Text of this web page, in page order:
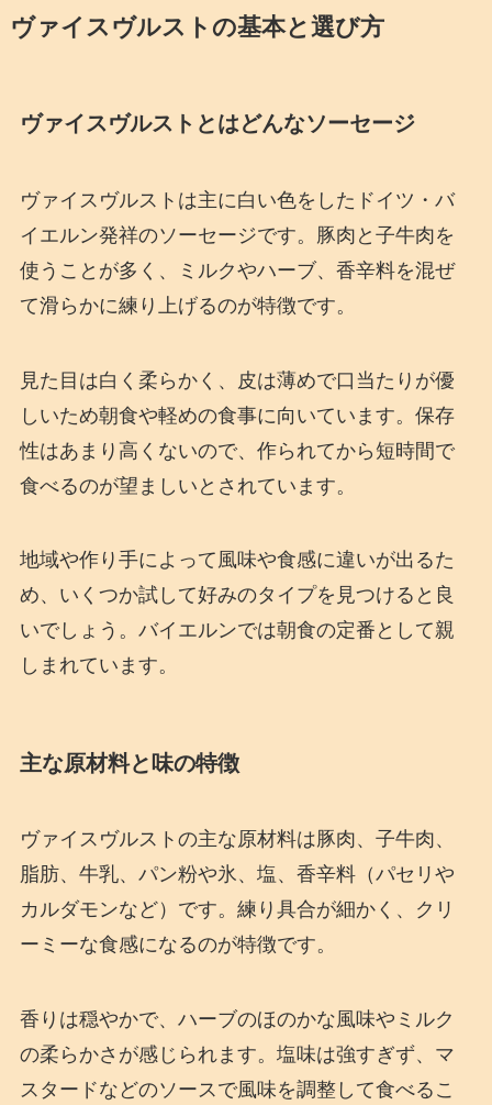
ヴァイスヴルストの基本と選び方
ヴァイスヴルストとはどんなソーセージ
ヴァイスヴルストは主に白い色をしたドイツ・バ
イエルン発祥のソーセージです。豚肉と子牛肉を
使うことが多く、ミルクやハーブ、香辛料を混ぜ
て滑らかに練り上げるのが特徴です。
見た目は白く柔らかく、皮は薄めで口当たりが優
しいため朝食や軽めの食事に向いています。保存
性はあまり高くないので、作られてから短時間で
食べるのが望ましいとされています。
地域や作り手によって風味や食感に違いが出るた
め、いくつか試して好みのタイプを見つけると良
いでしょう。バイエルンでは朝食の定番として親
しまれています。
主な原材料と味の特徴
ヴァイスヴルストの主な原材料は豚肉、子牛肉、
脂肪、牛乳、パン粉や氷、塩、香辛料（パセリや
カルダモンなど）です。練り具合が細かく、クリ
ーミーな食感になるのが特徴です。
香りは穏やかで、ハーブのほのかな風味やミルク
の柔らかさが感じられます。塩味は強すぎず、マ
スタードなどのソースで風味を調整して食べるこ